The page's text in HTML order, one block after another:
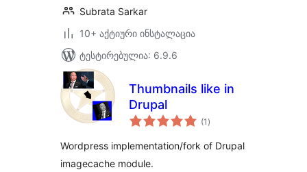
Subrata Sarkar
10+ აქტიური ინსტალაცია
ტესტირებულია: 6.9.6
Thumbnails like in
Drupal
(1 საერთო
რეიტინგი
)
Wordpress implementation/fork of Drupal
imagecache module.